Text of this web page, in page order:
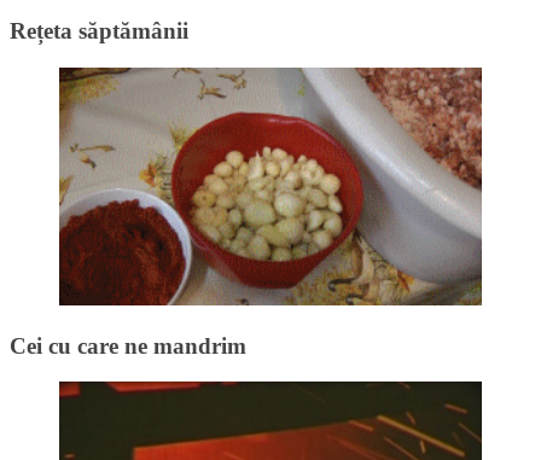
Rețeta săptămânii
Cei cu care ne mandrim